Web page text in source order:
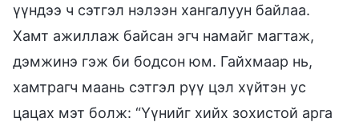
үүндээ ч сэтгэл нэлээн хангалуун байлаа.
Хамт ажиллаж байсан эгч намайг магтаж,
дэмжинэ гэж би бодсон юм. Гайхмаар нь,
хамтрагч маань сэтгэл рүү цэл хүйтэн ус
цацах мэт болж: “Үүнийг хийх зохистой арга